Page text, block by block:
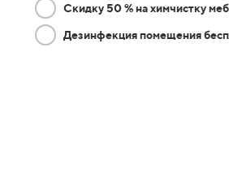
Скидку 50 % на химчистку
Дезинфекция помещения